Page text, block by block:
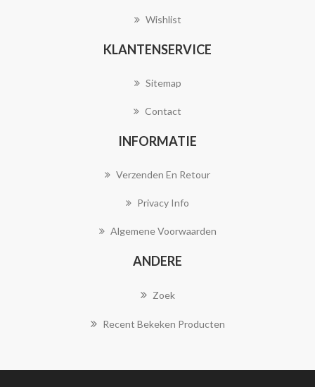
Wishlist
KLANTENSERVICE
Sitemap
Contact
INFORMATIE
Verzenden En Retour
Privacy Info
Algemene Voorwaarden
ANDERE
Zoek
Recent Bekeken Producten